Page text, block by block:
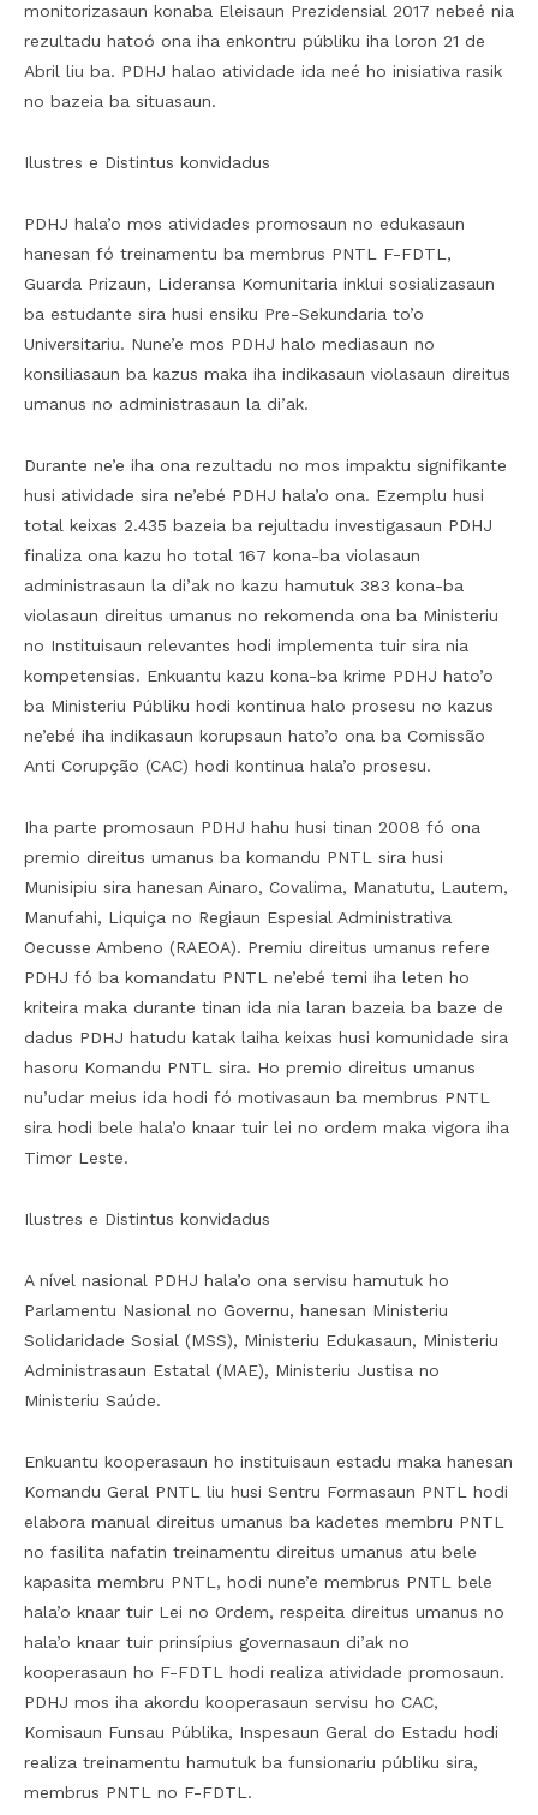
monitorizasaun konaba Eleisaun Prezidensial 2017 nebeé nia
rezultadu hatoó ona iha enkontru públiku iha loron 21 de
Abril liu ba. PDHJ halao atividade ida neé ho inisiativa rasik
no bazeia ba situasaun.
Ilustres e Distintus konvidadus
PDHJ hala’o mos atividades promosaun no edukasaun
hanesan fó treinamentu ba membrus PNTL F-FDTL,
Guarda Prizaun, Lideransa Komunitaria inklui sosializasaun
ba estudante sira husi ensiku Pre-Sekundaria to’o
Universitariu. Nune’e mos PDHJ halo mediasaun no
konsiliasaun ba kazus maka iha indikasaun violasaun direitus
umanus no administrasaun la di’ak.
Durante ne’e iha ona rezultadu no mos impaktu signifikante
husi atividade sira ne’ebé PDHJ hala’o ona. Ezemplu husi
total keixas 2.435 bazeia ba rejultadu investigasaun PDHJ
finaliza ona kazu ho total 167 kona-ba violasaun
administrasaun la di’ak no kazu hamutuk 383 kona-ba
violasaun direitus umanus no rekomenda ona ba Ministeriu
no Instituisaun relevantes hodi implementa tuir sira nia
kompetensias. Enkuantu kazu kona-ba krime PDHJ hato’o
ba Ministeriu Públiku hodi kontinua halo prosesu no kazus
ne’ebé iha indikasaun korupsaun hato’o ona ba Comissão
Anti Corupção (CAC) hodi kontinua hala’o prosesu.
Iha parte promosaun PDHJ hahu husi tinan 2008 fó ona
premio direitus umanus ba komandu PNTL sira husi
Munisipiu sira hanesan Ainaro, Covalima, Manatutu, Lautem,
Manufahi, Liquiça no Regiaun Espesial Administrativa
Oecusse Ambeno (RAEOA). Premiu direitus umanus refere
PDHJ fó ba komandatu PNTL ne’ebé temi iha leten ho
kriteira maka durante tinan ida nia laran bazeia ba baze de
dadus PDHJ hatudu katak laiha keixas husi komunidade sira
hasoru Komandu PNTL sira. Ho premio direitus umanus
nu’udar meius ida hodi fó motivasaun ba membrus PNTL
sira hodi bele hala’o knaar tuir lei no ordem maka vigora iha
Timor Leste.
Ilustres e Distintus konvidadus
A nível nasional PDHJ hala’o ona servisu hamutuk ho
Parlamentu Nasional no Governu, hanesan Ministeriu
Solidaridade Sosial (MSS), Ministeriu Edukasaun, Ministeriu
Administrasaun Estatal (MAE), Ministeriu Justisa no
Ministeriu Saúde.
Enkuantu kooperasaun ho instituisaun estadu maka hanesan
Komandu Geral PNTL liu husi Sentru Formasaun PNTL hodi
elabora manual direitus umanus ba kadetes membru PNTL
no fasilita nafatin treinamentu direitus umanus atu bele
kapasita membru PNTL, hodi nune’e membrus PNTL bele
hala’o knaar tuir Lei no Ordem, respeita direitus umanus no
hala’o knaar tuir prinsípius governasaun di’ak no
kooperasaun ho F-FDTL hodi realiza atividade promosaun.
PDHJ mos iha akordu kooperasaun servisu ho CAC,
Komisaun Funsau Públika, Inspesaun Geral do Estadu hodi
realiza treinamentu hamutuk ba funsionariu públiku sira,
membrus PNTL no F-FDTL.